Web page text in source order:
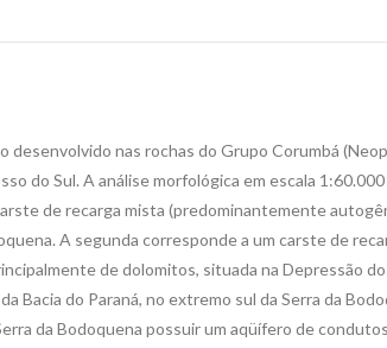
nas rochas do Grupo Corumbá
do Sul. A análise morfológica em escala
de recarga mista (predominantemente
A segunda corresponde a um carste de
de dolomitos, situada na Depressão
Bacia do Paraná, no extremo sul da Serra da
da Bodoquena possuir um aqüífero de